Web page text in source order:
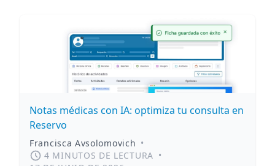
Notas médicas con IA: optimiza tu consulta en
Reservo
Francisca Avsolomovich •
4 MINUTOS DE LECTURA •